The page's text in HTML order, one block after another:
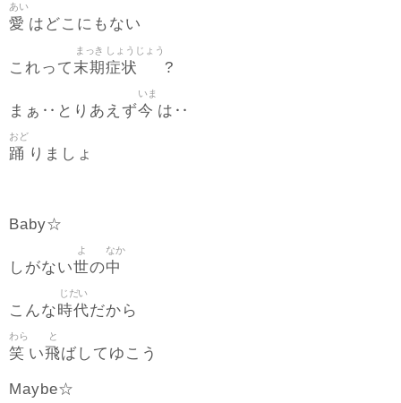
愛
あい
はどこにもない
これって 末期
まっき
症状
しょうじょう
?
まぁ‥とりあえず今
いま
は‥
踊
おど
りましょ
Baby☆
しがない世
よ
の中
なか
こんな時代
じだい
だから
笑
わら
い飛
と
ばしてゆこう
Maybe☆